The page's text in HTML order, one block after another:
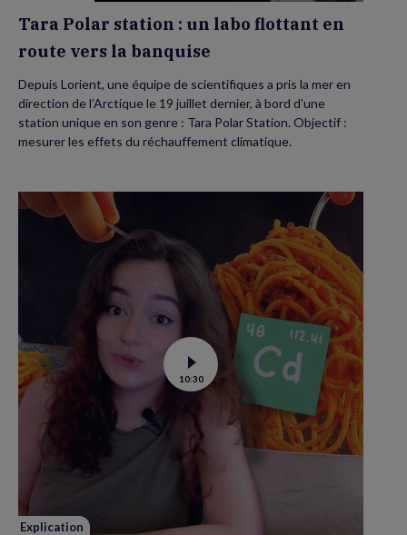
Tara Polar station : un labo flottant en
route vers la banquise
Depuis Lorient, une équipe de scientifiques a pris la mer en
direction de l’Arctique le 19 juillet dernier, à bord d’une
station unique en son genre : Tara Polar Station. Objectif :
mesurer les effets du réchauffement climatique.
Voir
la
vidéo
Contamination
au
cadmium :
ce
savoir
10:30
Explication